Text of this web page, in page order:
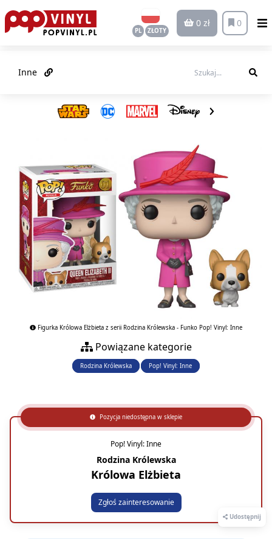
PL ZŁOTY
0 zł 0
Inne
Figurka Królowa Elżbieta z serii Rodzina Królewska - Funko Pop! Vinyl: Inne
Powiązane kategorie
Rodzina Królewska Pop! Vinyl: Inne
Udostępnij
Pozycja niedostępna w sklepie
Pop! Vinyl: Inne
Rodzina Królewska
Królowa Elżbieta
Zgłoś zainteresowanie